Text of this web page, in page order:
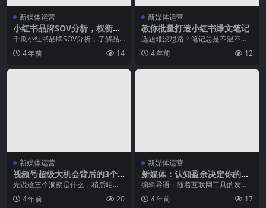
新媒体运营
小红书品牌SOV分析，权衡投
放精度与广度！
千瓜小红书品牌SOV分析，了解品
牌在整体行业下的投放效果，数据
化权衡投放精度与广...
4 年前 14
新媒体运营
教你批量打造小红书爆文笔记
选题难没思路？笔记总是不温不
火？时刻变化的消费者市场，怎么
切中用户的真实需求，抓...
4 年前 12
新媒体运营
视频号超级大机会背后的3个
洞察
先说这三个洞察是什么，稍后咱们
再慢慢展开聊。 一、在去中心化的
世界里，有最佳的成...
4 年前 20
新媒体运营
新媒体：认知盈余决定你的运
营能力
编辑导语：随着互联网工具的发
展，分享和协作的成本大大降低，
人们的自由时间可以被充...
4 年前 17